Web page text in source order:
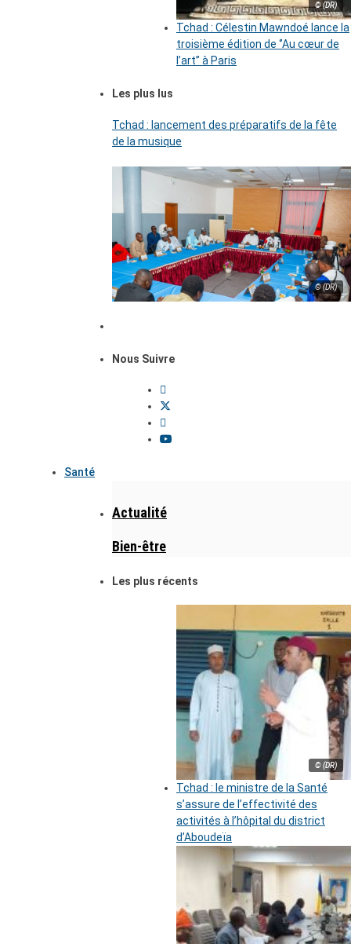
© (DR)
Tchad : Célestin Mawndoé lance la
troisième édition de ‘’Au cœur de
l’art’’ à Paris
Les plus lus
Tchad : lancement des préparatifs de la fête
de la musique
© (DR)
Nous Suivre
Santé
Actualité
Bien-être
Les plus récents
© (DR)
Tchad : le ministre de la Santé
s’assure de l’effectivité des
activités à l’hôpital du district
d’Aboudeïa